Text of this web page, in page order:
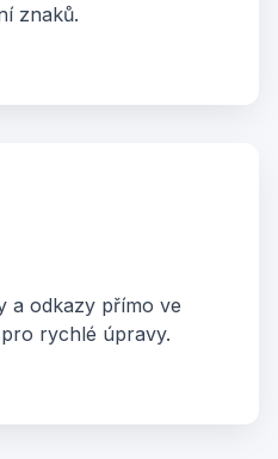
znaků.
a odkazy přímo ve
rychlé úpravy.